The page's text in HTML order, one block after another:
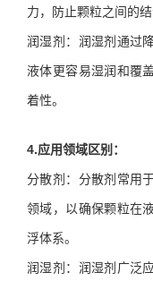
力，防止颗粒之间的
润湿剂：润湿剂通过
液体更容易湿润和覆
着性。
4.应用领域区别：
分散剂：分散剂常用
领域，以确保颗粒在
浮体系。
润湿剂：润湿剂广泛